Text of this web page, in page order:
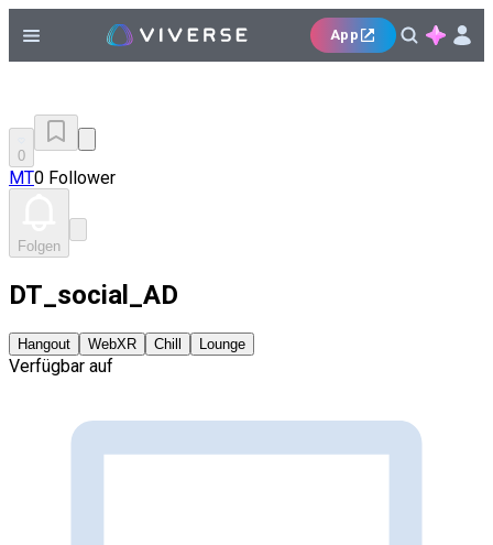
App
0
MT0 Follower
Folgen
DT_social_AD
Hangout WebXR Chill Lounge
Verfügbar auf